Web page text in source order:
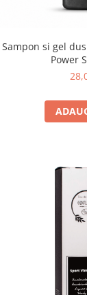
Sampon si gel
Power